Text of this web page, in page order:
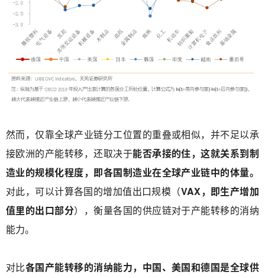
然而，仅靠全球产业链分工位置的重叠或相似，并不足以承
接欧洲的产能转移，还取决于能否承接的住，这就关系到制
造业的规模化程度，即各国制造业在全球产业链中的体量。
对此，可以计算各国的增加值出口规模（VAX，即生产增加
值里的出口部分），衡量各国的供应链对于产能转移的消纳
能力。
对比各国产能转移的消纳能力，中国、美国和德国是全球供